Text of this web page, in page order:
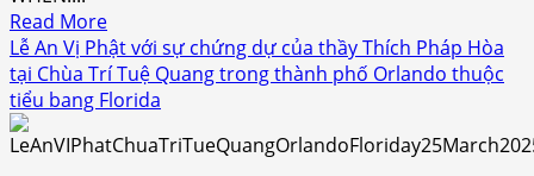
Công
Chúng
tại
TITANIC:
The
Read MoreRead
more
about
Luminary
and
Lễ An Vị Phật với sự chứng dự của thầy Thích Pháp Hòa
tại Chùa Trí Tuệ Quang trong thành phố Orlando thuộc
tiểu bang Florida